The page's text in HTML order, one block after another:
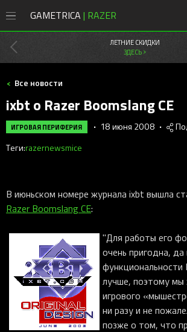
GAMETRICA | RAZER
8 (800) 200-28-81
Магазин
Акции
Мыши
Клавиатуры
Колонки
Коврики
Геймпады
Стриминг
Рюкзаки
Аксессуары
Новинки
ПК
Cobra
Viper
Naga
Basilisk
Orochi V2
Pro Click
Аксессуары для мышей
Игровые мыши
Blackwidow
Ornata
Joro
Pro Type
Tartarus
Аксессуары для клавиатур
Все клавиатуры
Kraken
Blackshark
Barracuda
Kraken Kitty
Hammerhead
Аксессуары для аудио
Все аудио для ПК
Колонки Razer
Leviathan
Nommo
Clio
Wireless Control Pod
Moray
Seiren
Kraken Kitty
Kiyo
Контроллеры
Коврики Razer
Atlas
Goliathus
Firefly
HyperFlux V2
Офисный Razer
Pro Click V2
Pro Click V2 Vertical
Pro Type Ergo
Аксессуары
Коллаборации
Софт
Консоли
Наушники
Контроллеры
Аксессуары
Android-приложения
iOS-приложения
Новости
Игровая периферия
Сетапы и гайды
Киберспорт
Игровые ивенты
Бонусы
ЛЕТНИЕ СКИДКИ
ЗДЕСЬ >
Все новости
ixbt о Razer Boomslang CE
ИГРОВАЯ ПЕРИФЕРИЯ • 18 июня 2008 •
Теги:razernewsmice
В июньском номере журнала ixbt вышла
Razer Boomslang CE:
"Для работы его
очень пригодна, да
функциональности
лучше, поэтому мы
игрового
ни разу и не
позже о том, что